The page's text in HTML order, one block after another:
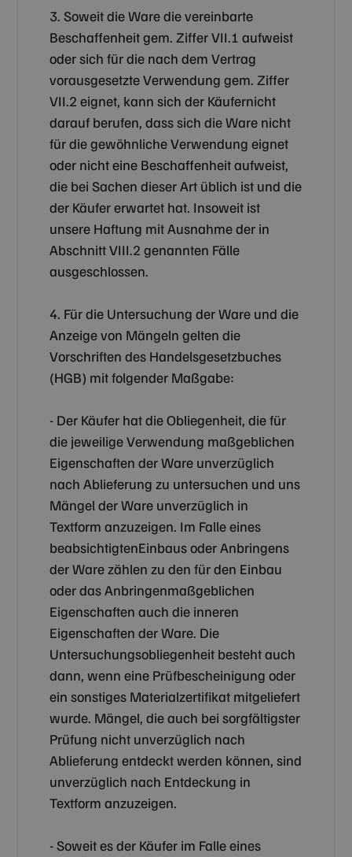
3. Soweit die Ware die vereinbarte
Beschaffenheit gem. Ziffer VII.1 aufweist
oder sich für die nach dem Vertrag
vorausgesetzte Verwendung gem. Ziffer
VII.2 eignet, kann sich der Käufernicht
darauf berufen, dass sich die Ware nicht
für die gewöhnliche Verwendung eignet
oder nicht eine Beschaffenheit aufweist,
die bei Sachen dieser Art üblich ist und die
der Käufer erwartet hat. Insoweit ist
unsere Haftung mit Ausnahme der in
Abschnitt VIII.2 genannten Fälle
ausgeschlossen.
4. Für die Untersuchung der Ware und die
Anzeige von Mängeln gelten die
Vorschriften des Handelsgesetzbuches
(HGB) mit folgender Maßgabe:
- Der Käufer hat die Obliegenheit, die für
die jeweilige Verwendung maßgeblichen
Eigenschaften der Ware unverzüglich
nach Ablieferung zu untersuchen und uns
Mängel der Ware unverzüglich in
Textform anzuzeigen. Im Falle eines
beabsichtigtenEinbaus oder Anbringens
der Ware zählen zu den für den Einbau
oder das Anbringenmaßgeblichen
Eigenschaften auch die inneren
Eigenschaften der Ware. Die
Untersuchungsobliegenheit besteht auch
dann, wenn eine Prüfbescheinigung oder
ein sonstiges Materialzertifikat mitgeliefert
wurde. Mängel, die auch bei sorgfältigster
Prüfung nicht unverzüglich nach
Ablieferung entdeckt werden können, sind
unverzüglich nach Entdeckung in
Textform anzuzeigen.
- Soweit es der Käufer im Falle eines